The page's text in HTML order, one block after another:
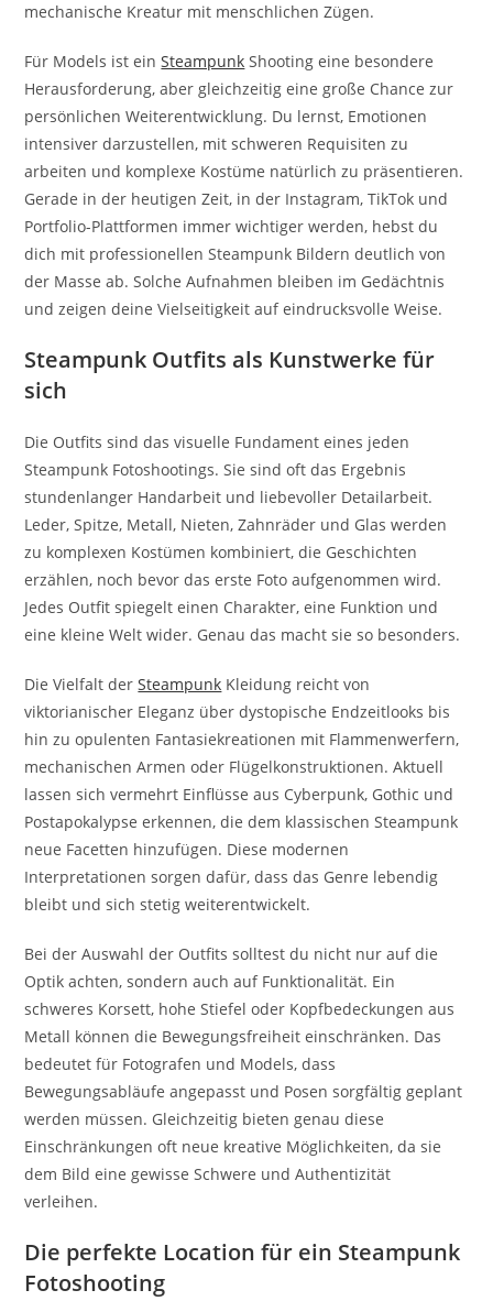
mechanische Kreatur mit menschlichen Zügen.
Für Models ist einSteampunk Shooting eine besondere
Herausforderung, aber gleichzeitig eine große Chance zur
persönlichen Weiterentwicklung. Du lernst, Emotionen
intensiver darzustellen, mit schweren Requisiten zu
arbeiten und komplexe Kostüme natürlich zu präsentieren.
Gerade in der heutigen Zeit, in der Instagram, TikTok und
Portfolio-Plattformen immer wichtiger werden, hebst du
dich mit professionellen Steampunk Bildern deutlich von
der Masse ab. Solche Aufnahmen bleiben im Gedächtnis
und zeigen deine Vielseitigkeit auf eindrucksvolle Weise.
Steampunk Outfits als Kunstwerke für
sich
Die Outfits sind das visuelle Fundament eines jeden
Steampunk Fotoshootings. Sie sind oft das Ergebnis
stundenlanger Handarbeit und liebevoller Detailarbeit.
Leder, Spitze, Metall, Nieten, Zahnräder und Glas werden
zu komplexen Kostümen kombiniert, die Geschichten
erzählen, noch bevor das erste Foto aufgenommen wird.
Jedes Outfit spiegelt einen Charakter, eine Funktion und
eine kleine Welt wider. Genau das macht sie so besonders.
Die Vielfalt derSteampunk Kleidung reicht von
viktorianischer Eleganz über dystopische Endzeitlooks bis
hin zu opulenten Fantasiekreationen mit Flammenwerfern,
mechanischen Armen oder Flügelkonstruktionen. Aktuell
lassen sich vermehrt Einflüsse aus Cyberpunk, Gothic und
Postapokalypse erkennen, die dem klassischen Steampunk
neue Facetten hinzufügen. Diese modernen
Interpretationen sorgen dafür, dass das Genre lebendig
bleibt und sich stetig weiterentwickelt.
Bei der Auswahl der Outfits solltest du nicht nur auf die
Optik achten, sondern auch auf Funktionalität. Ein
schweres Korsett, hohe Stiefel oder Kopfbedeckungen aus
Metall können die Bewegungsfreiheit einschränken. Das
bedeutet für Fotografen und Models, dass
Bewegungsabläufe angepasst und Posen sorgfältig geplant
werden müssen. Gleichzeitig bieten genau diese
Einschränkungen oft neue kreative Möglichkeiten, da sie
dem Bild eine gewisse Schwere und Authentizität
verleihen.
Die perfekte Location für ein Steampunk
Fotoshooting